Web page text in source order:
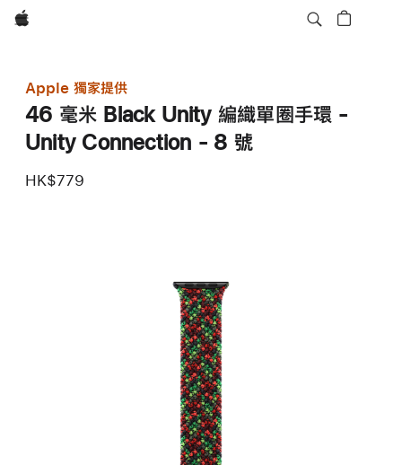
Apple
Apple 獨家提供
46 毫米 Black Unity 編織單圈手環 -
Unity Connection - 8 號
HK$779